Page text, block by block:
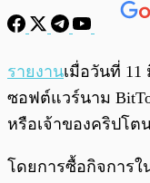
พร้อมเล่น
รายงานเมื่อวันที่
ซอฟต์แวร์นาม
หรือเจ้าของคริปโต
โดยการซื้อกิจการใ